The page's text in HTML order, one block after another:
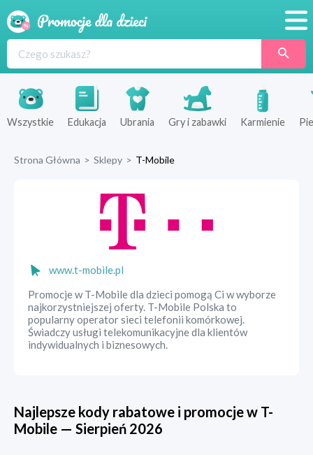
Produkty
Sklepy
Wszystkie Edukacja Ubrania Gry i zabawki Karmienie
Strona Główna > Sklepy > T-Mobile
www.t-mobile.pl
Promocje w T-Mobile dla dzieci pomogą Ci w wyborze
najkorzystniejszej oferty. T-Mobile Polska to
popularny operator sieci telefonii komórkowej.
Świadczy usługi telekomunikacyjne dla klientów
indywidualnych i biznesowych.
Najlepsze kody rabatowe i promocje w T-
Mobile — Sierpień 2026